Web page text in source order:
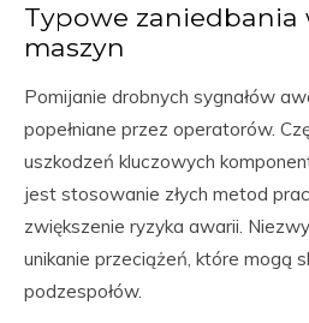
Typowe zaniedbania
maszyn
Pomijanie drobnych sygnałów
popełniane przez operatorów.
uszkodzeń kluczowych
jest stosowanie złych metod
zwiększenie ryzyka awarii.
unikanie przeciążeń, które mogą
podzespołów.